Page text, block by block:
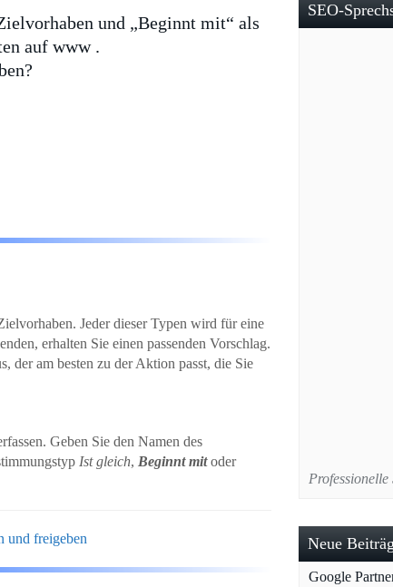
und „Beginnt mit“ als
auf www .
Jeder dieser Typen wird für eine
erhalten Sie einen passenden Vorschlag.
der am besten zu der Aktion passt, die Sie
Geben Sie den Namen des
Ist gleich, Beginnt mitoder
und freigeben
SEO-
Neue
Google